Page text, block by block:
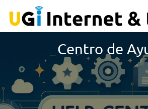
Centro de